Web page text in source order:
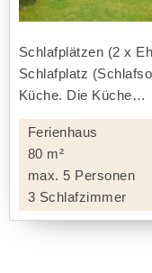
Schlafplätzen (2 x
Schlafplatz
Küche. Die Küche
Ferienhaus
80 m²
max. 5 Personen
3 Schlafzimmer